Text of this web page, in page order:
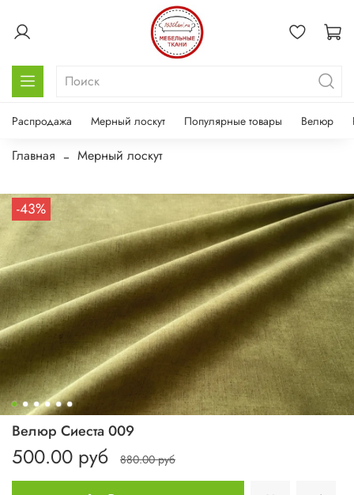
Распродажа Мерный лоскут Популярные товары Велюр
Главная Мерный лоскут
-43%
Велюр Сиеста 009
500.00 руб 880.00 руб